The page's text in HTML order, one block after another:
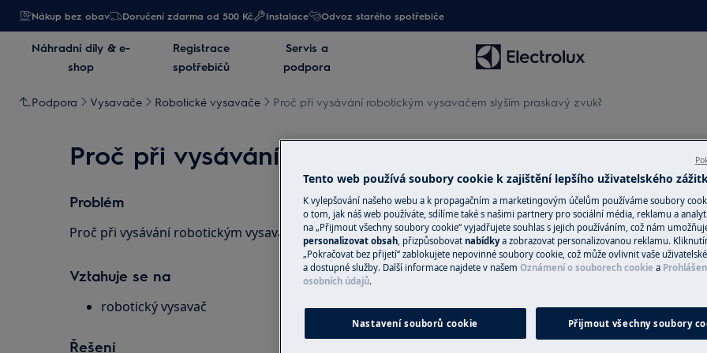
Nákup bez obav Doručení zdarma od 500 Kč Instalace Odvoz starého spotřebiče
Náhradní díly & e-
shop
Registrace
spotřebičů
Servis a
podpora
Podpora Vysavače Robotické vysavače Proč při vysávání robotickým vysavačem slyším praskavý zvuk?
Proč při vysávání robotickým vysavačem slyším
Problém
Proč při vysávání robotickým vysavačem slyším praskavý zvuk?
Vztahuje se na
robotický vysavač
Řešení
Náhradní díly a
Vyhledejte si
spotřebič v
Tento web používá soubory cookie k zajištění lepšího uživatelského
K vylepšování našeho webu a k propagačním a marketingovým účelům používáme soubory
o tom, jak náš web používáte, sdílíme také s našimi partnery pro sociální média, reklamu a
na „Přijmout všechny soubory cookie“ vyjadřujete souhlas s jejich používáním, což nám
personalizovat obsah , přizpůsobovat nabídkya zobrazovat personalizovanou reklamu.
„Pokračovat bez přijetí“ zablokujete nepovinné soubory cookie, což může ovlivnit vaše
a dostupné služby. Další informace najdete v našem Oznámení o souborech cookie a
osobních údajů.
Nastavení souborů cookie Přijmout všechny soubory